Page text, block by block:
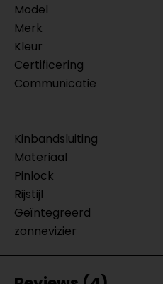
Model
Merk
Kleur
Certificering
Communicatie
Kinbandsluiting
Materiaal
Pinlock
Rijstijl
Geïntegreerd
zonnevizier